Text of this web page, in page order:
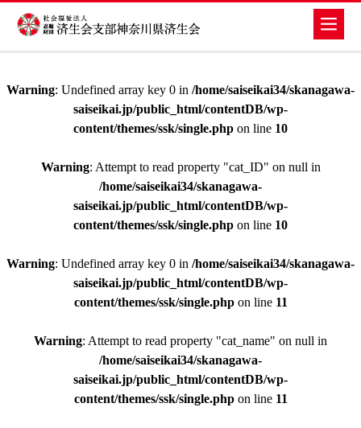
Warning: Undefined array key 0 in /home/saiseikai34/skanagawa-
saiseikai.jp/public_html/contentDB/wp-
content/themes/ssk/single.php on line 10
Warning: Attempt to read property "cat_ID" on null in
/home/saiseikai34/skanagawa-
saiseikai.jp/public_html/contentDB/wp-
content/themes/ssk/single.php on line 10
Warning: Undefined array key 0 in /home/saiseikai34/skanagawa-
saiseikai.jp/public_html/contentDB/wp-
content/themes/ssk/single.phpon line 11
Warning: Attempt to read property "cat_name" on null in
/home/saiseikai34/skanagawa-
saiseikai.jp/public_html/contentDB/wp-
content/themes/ssk/single.phpon line 11